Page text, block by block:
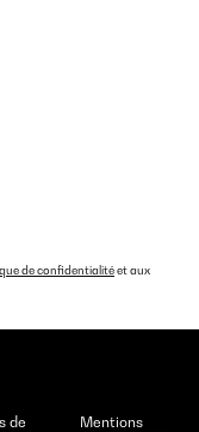
de confidentialitéet aux
de Mentions